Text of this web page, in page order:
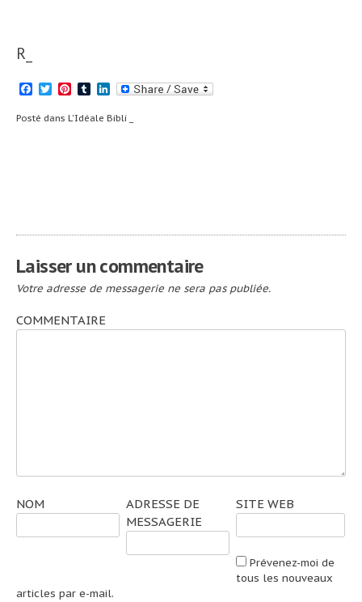
R_
Facebook
TwitterPinterest
TumblrLinkedIn
Posté dans L'Idéale Bibli _
l’article
Laisser un commentaire
Votre adresse de messagerie ne sera pas publiée.
COMMENTAIRE
NOM
ADRESSE DE
MESSAGERIE
SITE WEB
Prévenez-moi de
tous les nouveaux
articles par e-mail.